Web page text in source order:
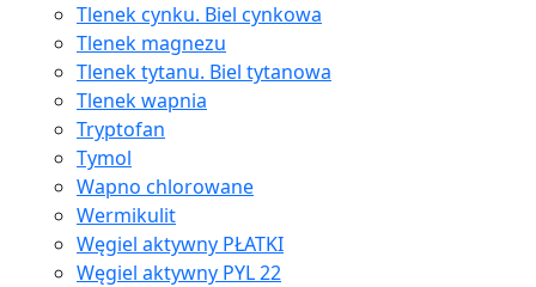
Tlenek cynku. Biel cynkowa
Tlenek magnezu
Tlenek tytanu. Biel tytanowa
Tlenek wapnia
Tryptofan
Tymol
Wapno chlorowane
Wermikulit
Węgiel aktywny PŁATKI
Węgiel aktywny PYL 22